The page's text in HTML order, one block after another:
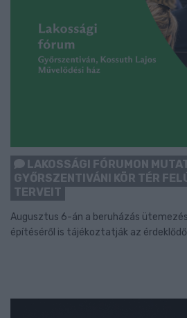
LAKOSSÁGI FÓRUMON
GYŐRSZENTIVÁNI KÖR TÉR
TERVEIT
Augusztus 6-án a beruházás
építéséről is tájékoztatják az